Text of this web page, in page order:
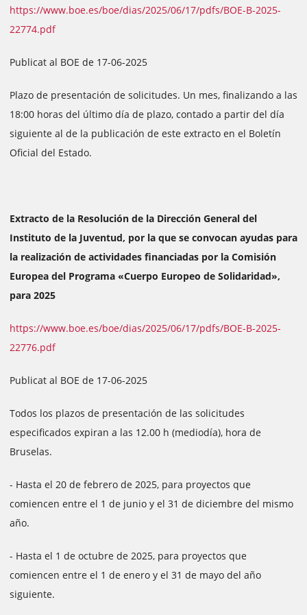
https://www.boe.es/boe/dias/2025/06/17/pdfs/BOE-B-2025-
22774.pdf
Publicat al BOE de 17-06-2025
Plazo de presentación de solicitudes. Un mes, finalizando a las
18:00 horas del último día de plazo, contado a partir del día
siguiente al de la publicación de este extracto en el Boletín
Oficial del Estado.
Extracto de la Resolución de la Dirección General del
Instituto de la Juventud, por la que se convocan ayudas para
la realización de actividades financiadas por la Comisión
Europea del Programa «Cuerpo Europeo de Solidaridad»,
para 2025
https://www.boe.es/boe/dias/2025/06/17/pdfs/BOE-B-2025-
22776.pdf
Publicat al BOE de 17-06-2025
Todos los plazos de presentación de las solicitudes
especificados expiran a las 12.00 h (mediodía), hora de
Bruselas.
- Hasta el 20 de febrero de 2025, para proyectos que
comiencen entre el 1 de junio y el 31 de diciembre del mismo
año.
- Hasta el 1 de octubre de 2025, para proyectos que
comiencen entre el 1 de enero y el 31 de mayo del año
siguiente.